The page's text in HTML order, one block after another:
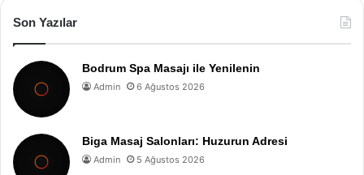
Son Yazılar
Bodrum Spa Masajı ile Yenilenin
Admin 6 Ağustos 2026
Biga Masaj Salonları: Huzurun Adresi
Admin 5 Ağustos 2026